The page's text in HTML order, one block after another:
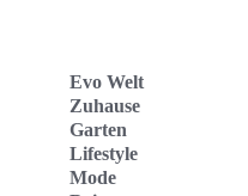
Evo Welt
Zuhause
Garten
Lifestyle
Mode